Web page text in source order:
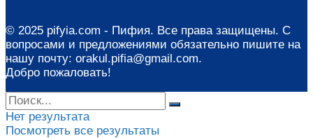
© 2025 pifyia.com - Пифия. Все права защищены. С
вопросами и предложениями обязательно пишите на
нашу почту: orakul.pifia@gmail.com.
Добро пожаловать!
Нет результата
Посмотреть все результаты